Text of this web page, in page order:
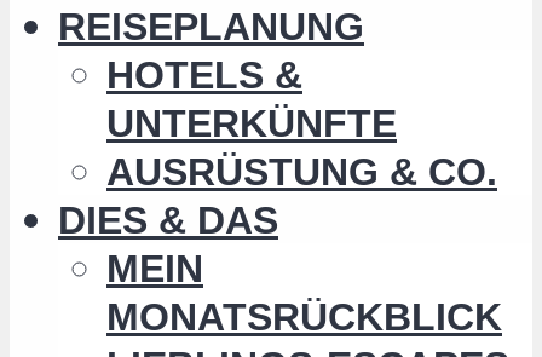
REISEPLANUNG
HOTELS &
UNTERKÜNFTE
AUSRÜSTUNG & CO.
DIES & DAS
MEIN
MONATSRÜCKBLICK